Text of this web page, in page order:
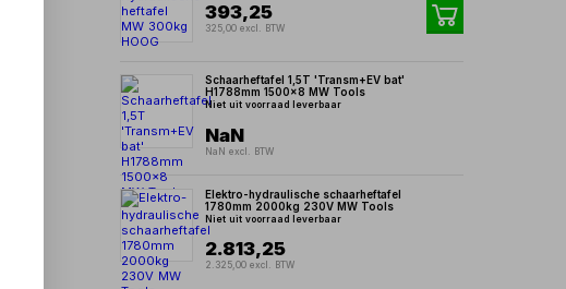
393,25
325,00 excl. BTW
Schaarheftafel 1,5T 'Transm+EV bat'
H1788mm 1500x8 MW Tools
Niet uit voorraad leverbaar
NaN
NaN excl. BTW
Elektro-hydraulische schaarheftafel
1780mm 2000kg 230V MW Tools
Niet uit voorraad leverbaar
2.813,25
2.325,00 excl. BTW